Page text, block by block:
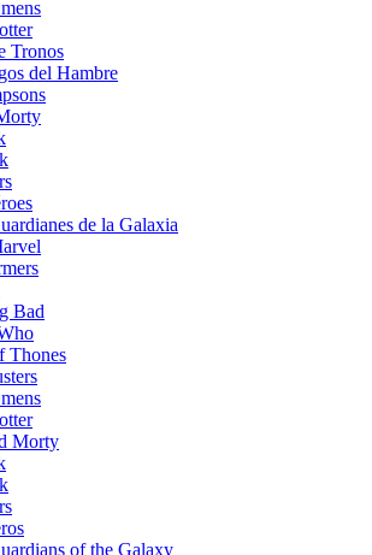
Tronos
del Hambre
de la Galaxia
Bad
Thones
Morty
of the Galaxy